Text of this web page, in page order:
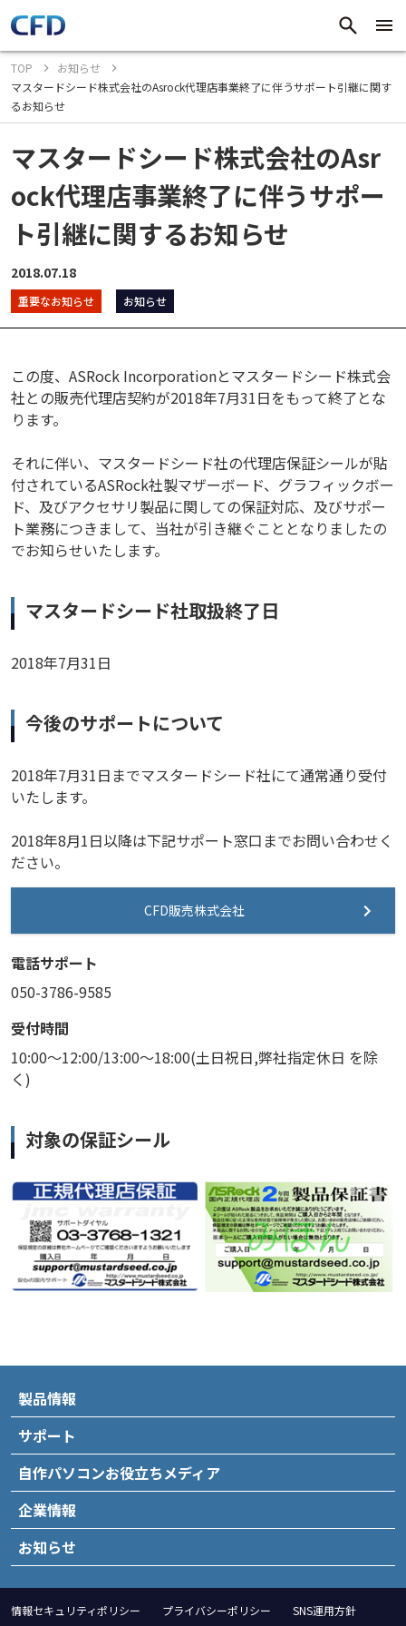
TOP
お知らせ
マスタードシード株式会社のAsrock代理店事業終了に伴うサポート引継に関す
るお知らせ
マスタードシード株式会社のAsr
ock代理店事業終了に伴うサポー
ト引継に関するお知らせ
2018.07.18
重要なお知らせ お知らせ
この度、ASRock Incorporationとマスタードシード株式会
社との販売代理店契約が2018年7月31日をもって終了とな
ります。
それに伴い、マスタードシード社の代理店保証シールが貼
付されているASRock社製マザーボード、グラフィックボー
ド、及びアクセサリ製品に関しての保証対応、及びサポー
ト業務につきまして、当社が引き継ぐこととなりましたの
でお知らせいたします。
マスタードシード社取扱終了日
2018年7月31日
今後のサポートについて
2018年7月31日までマスタードシード社にて通常通り受付
いたします。
2018年8月1日以降は下記サポート窓口までお問い合わせく
ださい。
CFD販売株式会社
電話サポート
050-3786-9585
受付時間
10:00～12:00/13:00～18:00(土日祝日,弊社指定休日 を除
く)
対象の保証シール
製品情報
サポート
自作パソコンお役立ちメディア
企業情報
お知らせ
情報セキュリティポリシー プライバシーポリシー SNS運用方針